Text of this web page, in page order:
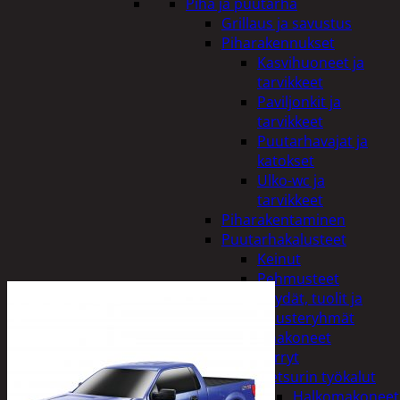
Grillaus ja savustus
Piharakennukset
Kasvihuoneet ja
tarvikkeet
Paviljonkit ja
tarvikkeet
Puutarhavajat ja
katokset
Ulko-wc ja
tarvikkeet
Piharakentaminen
Puutarhakalusteet
Keinut
Pehmusteet
Pöydät, tuolit ja
kalusteryhmät
Puutarhakoneet
Kärryt
Metsurin työkalut